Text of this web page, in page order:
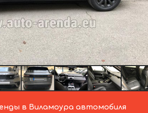
в Виламоура автомобиля